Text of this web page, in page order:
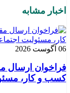
اخبار مشابه
06 آگوست 2026
فراخوان ارسال
کسب و کار،